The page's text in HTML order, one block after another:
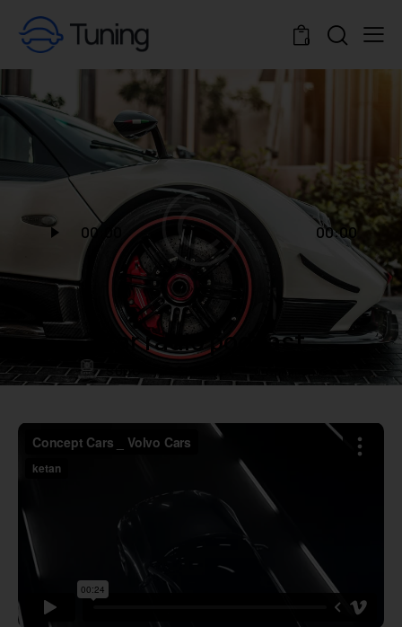
0
Audio
Player
00:00 00:00
FORMATS
Car radio podcast
SUDO